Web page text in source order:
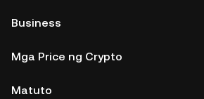
Business
Mga Price ng Crypto
Matuto